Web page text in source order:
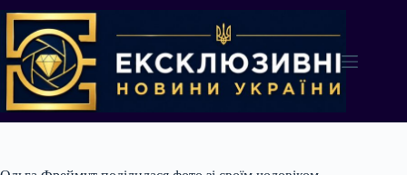
до
вмісту